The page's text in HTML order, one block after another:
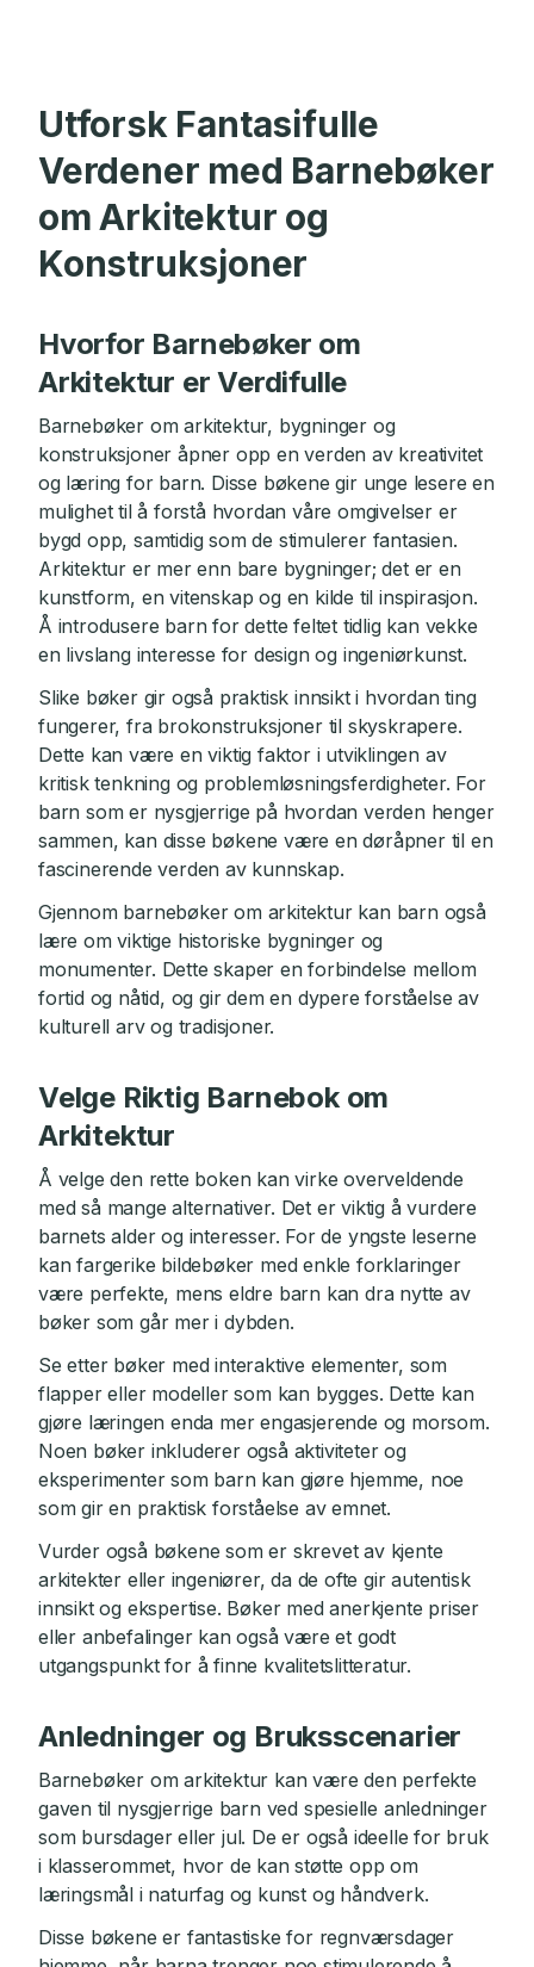
Utforsk Fantasifulle
Verdener med Barnebøker
om Arkitektur og
Konstruksjoner
Hvorfor Barnebøker om
Arkitektur er Verdifulle
Barnebøker om arkitektur, bygninger og
konstruksjoner åpner opp en verden av kreativitet
og læring for barn. Disse bøkene gir unge lesere en
mulighet til å forstå hvordan våre omgivelser er
bygd opp, samtidig som de stimulerer fantasien.
Arkitektur er mer enn bare bygninger; det er en
kunstform, en vitenskap og en kilde til inspirasjon.
Å introdusere barn for dette feltet tidlig kan vekke
en livslang interesse for design og ingeniørkunst.
Slike bøker gir også praktisk innsikt i hvordan ting
fungerer, fra brokonstruksjoner til skyskrapere.
Dette kan være en viktig faktor i utviklingen av
kritisk tenkning og problemløsningsferdigheter. For
barn som er nysgjerrige på hvordan verden henger
sammen, kan disse bøkene være en døråpner til en
fascinerende verden av kunnskap.
Gjennom barnebøker om arkitektur kan barn også
lære om viktige historiske bygninger og
monumenter. Dette skaper en forbindelse mellom
fortid og nåtid, og gir dem en dypere forståelse av
kulturell arv og tradisjoner.
Velge Riktig Barnebok om
Arkitektur
Å velge den rette boken kan virke overveldende
med så mange alternativer. Det er viktig å vurdere
barnets alder og interesser. For de yngste leserne
kan fargerike bildebøker med enkle forklaringer
være perfekte, mens eldre barn kan dra nytte av
bøker som går mer i dybden.
Se etter bøker med interaktive elementer, som
flapper eller modeller som kan bygges. Dette kan
gjøre læringen enda mer engasjerende og morsom.
Noen bøker inkluderer også aktiviteter og
eksperimenter som barn kan gjøre hjemme, noe
som gir en praktisk forståelse av emnet.
Vurder også bøkene som er skrevet av kjente
arkitekter eller ingeniører, da de ofte gir autentisk
innsikt og ekspertise. Bøker med anerkjente priser
eller anbefalinger kan også være et godt
utgangspunkt for å finne kvalitetslitteratur.
Anledninger og Bruksscenarier
Barnebøker om arkitektur kan være den perfekte
gaven til nysgjerrige barn ved spesielle anledninger
som bursdager eller jul. De er også ideelle for bruk
i klasserommet, hvor de kan støtte opp om
læringsmål i naturfag og kunst og håndverk.
Disse bøkene er fantastiske for regnværsdager